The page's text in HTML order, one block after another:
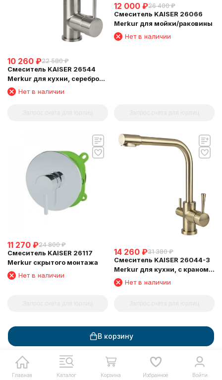
В корзину
10 260 ₽22 580 ₽
Смеситель KAISER 26544
Merkur для кухни, серебро
SilverНет в наличии
12 000 ₽26 400 ₽
Смеситель KAISER 26066
Merkur для мойки/раковины
Нет в наличии
11 270 ₽24 800 ₽
Смеситель KAISER 26117
Merkur скрытого монтажа
Нет в наличии
14 260 ₽31 380 ₽
Смеситель KAISER 26044-3
Merkur для кухни, с краном
для питьевой воды,
бронзовый
Нет в наличии
Главная Каталог Корзина Избранное Войти